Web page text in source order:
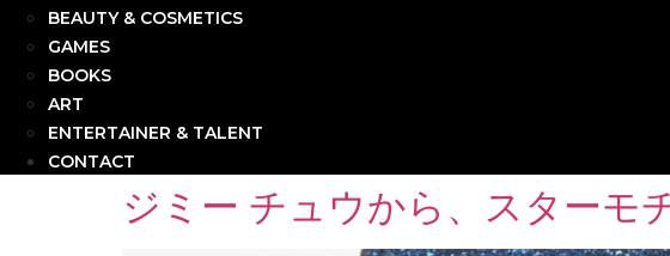
BEAUTY & COSMETICS
GAMES
BOOKS
ART
ENTERTAINER & TALENT
CONTACT
ジミー チュウから、スターモ